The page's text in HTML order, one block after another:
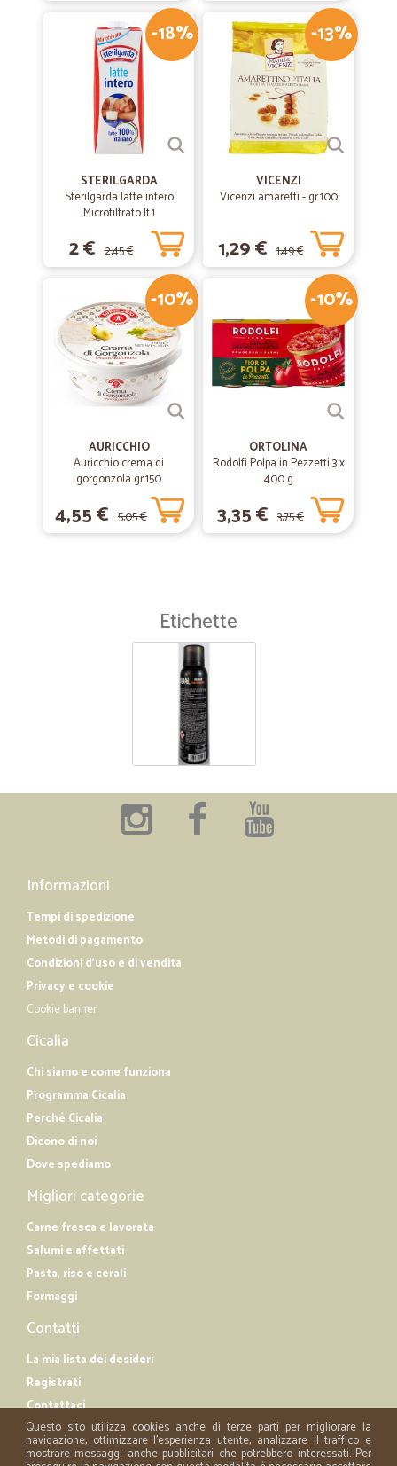
-18%
STERILGARDA
Sterilgarda latte intero
Microfiltrato lt.1
2 € 2,45 €
-13%
VICENZI
Vicenzi amaretti - gr.100
1,29 € 1,49 €
-10%
AURICCHIO
Auricchio crema di
gorgonzola gr.150
4,55 € 5,05 €
-10%
ORTOLINA
Rodolfi Polpa in Pezzetti 3 x
400 g
3,35 € 3,75 €
Etichette
Informazioni
Tempi di spedizione
Metodi di pagamento
Condizioni d'uso e di vendita
Privacy e cookie
Cookie banner
Cicalia
Chi siamo e come funziona
Programma Cicalia
Perché Cicalia
Dicono di noi
Dove spediamo
Migliori categorie
Carne fresca e lavorata
Salumi e affettati
Pasta, riso e cerali
Formaggi
Contatti
La mia lista dei desideri
Registrati
Contattaci
Questo sito utilizza cookies anche di terze parti per migliorare la
navigazione, ottimizzare l'esperienza utente, analizzare il traffico e
mostrare messaggi anche pubblicitari che potrebbero interessati. Per